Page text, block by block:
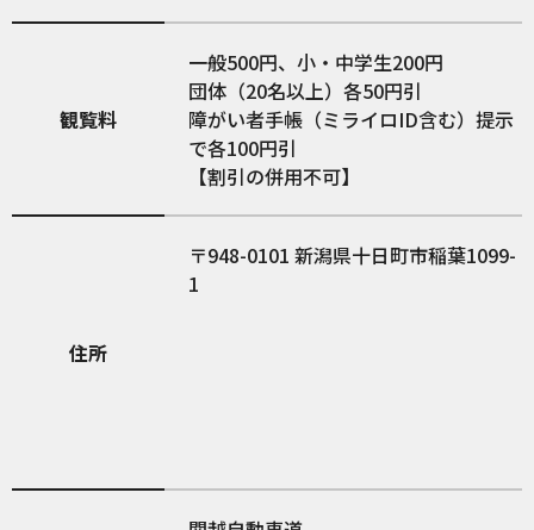
観覧料
一般500円、小・中学生200円
団体（20名以上）各50円引
障がい者手帳（ミライロID含む）提示
で各100円引
【割引の併用不可】
住所
948-0101 新潟県十日町市稲葉1099-
1